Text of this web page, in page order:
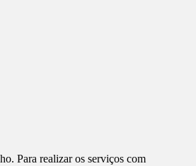
Para realizar os serviços com